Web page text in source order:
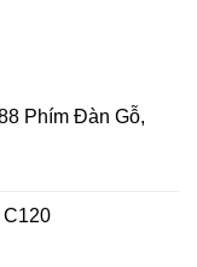
Phím Đàn Gỗ,